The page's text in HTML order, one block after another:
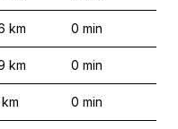
km 0 min
km 0 min
km 0 min